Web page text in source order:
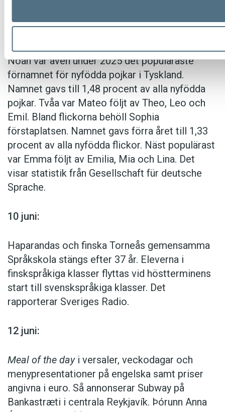
pizzeria
Noah var även under 2025 det populäraste
förnamnet för nyfödda pojkar i Tyskland.
Namnet gavs till 1,48 procent av alla nyfödda
pojkar. Tvåa var Mateo följt av Theo, Leo och
Emil. Bland flickorna behöll Sophia
förstaplatsen. Namnet gavs förra året till 1,33
procent av alla nyfödda flickor. Näst populärast
var Emma följt av Emilia, Mia och Lina. Det
visar statistik från Gesellschaft für deutsche
Sprache.
10 juni:
Haparandas och finska Torneås gemensamma
Språkskola stängs efter 37 år. Eleverna i
finskspråkiga klasser flyttas vid höstterminens
start till svenskspråkiga klasser. Det
rapporterar Sveriges Radio.
12 juni:
Meal of the dayi versaler, veckodagar och
menypresentationer på engelska samt priser
angivna i euro. Så annonserar Subway på
Bankastræti i centrala Reykjavík. Þórunn Anna